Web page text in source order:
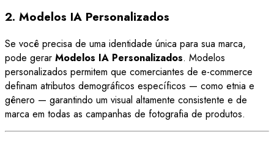
2. Modelos IA Personalizados
Se você precisa de uma identidade única para sua marca,
pode gerar Modelos IA Personalizados. Modelos
personalizados permitem que comerciantes de e-commerce
definam atributos demográficos específicos — como etnia e
gênero — garantindo um visual altamente consistente e de
marca em todas as campanhas de fotografia de produtos.